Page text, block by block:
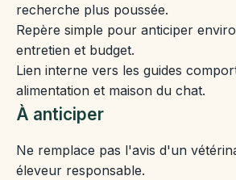
recherche plus poussée.
Repère simple pour anticiper
entretien et budget.
Lien interne vers les guides
alimentation et maison du chat.
À anticiper
Ne remplace pas l'avis d'un
éleveur responsable.